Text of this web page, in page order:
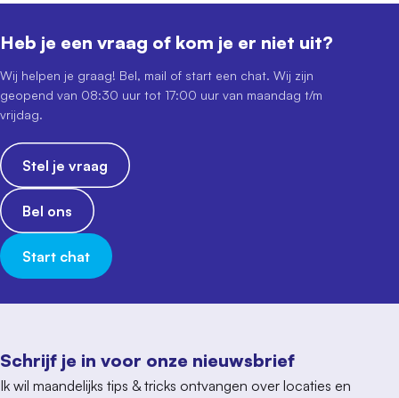
Schrijf je in voor onze nieuwsbrief
Ik wil maandelijks tips & tricks ontvangen over locaties en
Heb je een vraag of kom je er niet uit?
Wij helpen je graag! Bel, mail of start een chat. Wij zijn
geopend van 08:30 uur tot 17:00 uur van maandag t/m
vrijdag.
Stel je vraag
Bel ons
Start chat